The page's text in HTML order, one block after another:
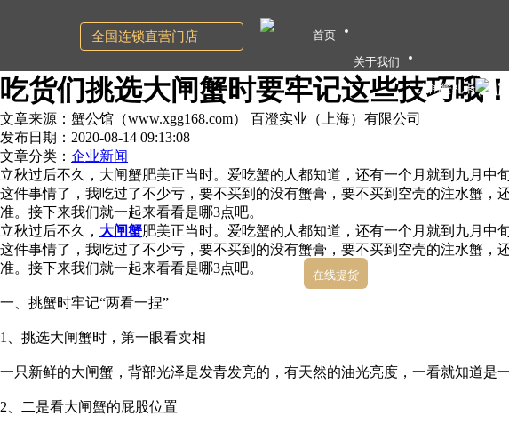
吃货们挑选大闸蟹时要牢记这些技巧哦！
文章来源：蟹公馆（www.xgg168.com） 百澄实业（上海）有限公司
发布日期：2020-08-14 09:13:08
文章分类： 企业新闻
立秋过后不久，大闸蟹肥美正当时。爱吃蟹的人都知道，还有一个月就到九月
这件事情了，我吃过了不少亏，要不买到的没有蟹膏，要不买到空壳的注水蟹
准。接下来我们就一起来看看是哪3点吧。
立秋过后不久， 大闸蟹肥美正当时。爱吃蟹的人都知道，还有一个月就到九月
这件事情了，我吃过了不少亏，要不买到的没有蟹膏，要不买到空壳的注水蟹
准。接下来我们就一起来看看是哪3点吧。
一、挑蟹时牢记“两看一捏”
1、挑选大闸蟹时，第一眼看卖相
一只新鲜的大闸蟹，背部光泽是发青发亮的，有天然的油光亮度，一看就知道是
2、二是看大闸蟹的屁股位置
全国连锁直营门店
首页
关于我们
大闸蟹礼卡
在线提货